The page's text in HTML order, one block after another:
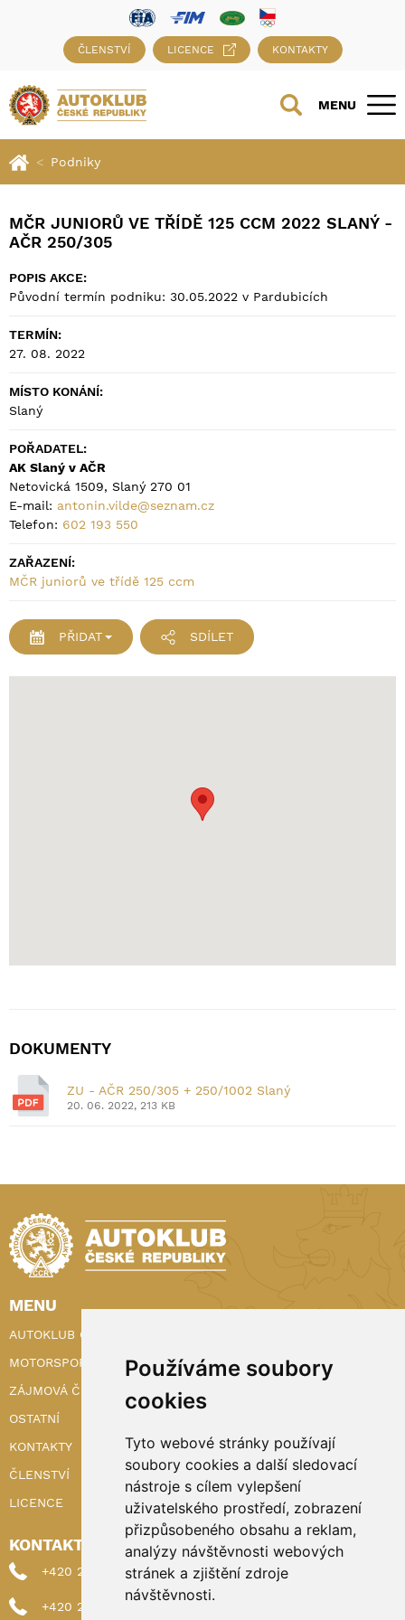
Používáme soubory
cookies
Tyto webové stránky používají
soubory cookies a další sledovací
nástroje s cílem vylepšení
uživatelského prostředí, zobrazení
přizpůsobeného obsahu a reklam,
analýzy návštěvnosti webových
stránek a zjištění zdroje
návštěvnosti.
ČLENSTVÍ LICENCE KONTAKTY
MENU
Podniky
MČR JUNIORŮ VE TŘÍDĚ 125 CCM 2022 SLANÝ -
AČR 250/305
POPIS AKCE:
Původní termín podniku: 30.05.2022 v Pardubicích
TERMÍN:
27. 08. 2022
MÍSTO KONÁNÍ:
Slaný
POŘADATEL:
AK Slaný v AČR
Netovická 1509, Slaný 270 01
E-mail: antonin.vilde@seznam.cz
Telefon: 602 193 550
ZAŘAZENÍ:
MČR juniorů ve třídě 125 ccm
PŘIDAT SDÍLET
DOKUMENTY
ZU - AČR 250/305 + 250/1002 Slaný
20. 06. 2022, 213 KB
MENU
AUTOKLUB ČR
MOTORSPORT
ZÁJMOVÁ ČINNOST
OSTATNÍ
KONTAKTY
ČLENSTVÍ
LICENCE
KONTAKTY
+420 222 898 224 (sekretariat)
+420 222 898 221 (členství)